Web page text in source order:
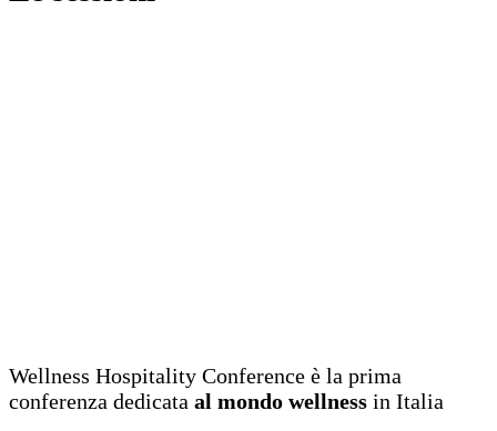
Wellness Hospitality Conference è la prima
conferenza dedicata al mondo wellness in Italia